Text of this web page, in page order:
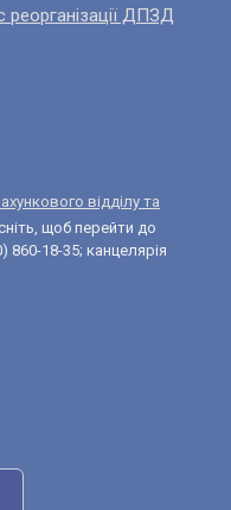
реорганізації ДПЗД
відділу та
щоб перейти до
860-18-35; канцелярія